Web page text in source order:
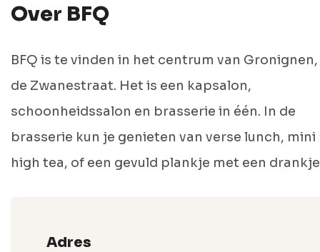
Over BFQ
BFQ is te vinden in het centrum van
de Zwanestraat. Het is een kapsalon,
schoonheidssalon en brasserie in één. In de
brasserie kun je genieten van verse lunch, mini
high tea, of een gevuld plankje met een
Adres